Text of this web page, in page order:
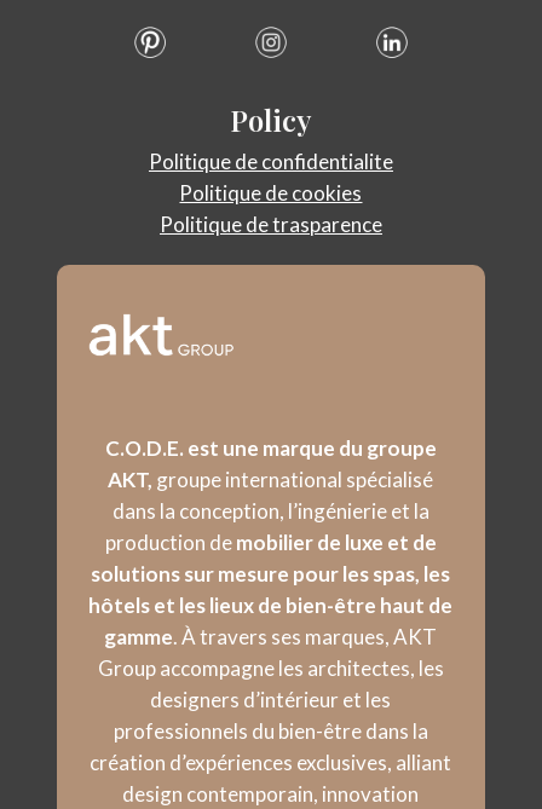
Policy
Politique de confidentialite
Politique de cookies
Politique de trasparence
C.O.D.E. est une marque du groupe
AKT, groupe international spécialisé
dans la conception, l’ingénierie et la
production demobilier de luxe et de
solutions sur mesure pour les spas, les
hôtels et les lieux de bien-être haut de
gamme. À travers ses marques, AKT
Group accompagne les architectes, les
designers d’intérieur et les
professionnels du bien-être dans la
création d’expériences exclusives, alliant
design contemporain, innovation